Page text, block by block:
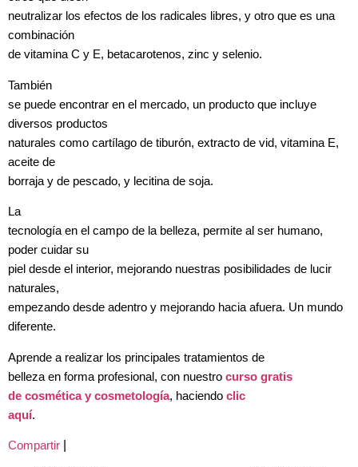
neutralizar los efectos de los radicales libres, y otro que es una
combinación
de vitamina C y E, betacarotenos, zinc y selenio.
También
se puede encontrar en el mercado, un producto que incluye
diversos productos
naturales como cartílago de tiburón, extracto de vid, vitamina E,
aceite de
borraja y de pescado, y lecitina de soja.
La
tecnología en el campo de la belleza, permite al ser humano,
poder cuidar su
piel desde el interior, mejorando nuestras posibilidades de lucir
naturales,
empezando desde adentro y mejorando hacia afuera. Un mundo
diferente.
Aprende a realizar los principales tratamientos de
belleza en forma profesional, con nuestro curso gratis
de cosmética y cosmetología, haciendo clic
aquí.
Compartir